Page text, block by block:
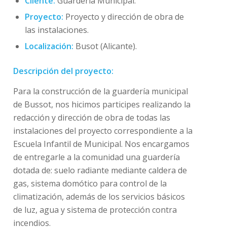
Proyecto: Proyecto y dirección de obra de
las instalaciones.
Localización: Busot (Alicante).
Descripción del proyecto:
Para la construcción de la guardería municipal
de Bussot, nos hicimos participes realizando la
redacción y dirección de obra de todas las
instalaciones del proyecto correspondiente a la
Escuela Infantil de Municipal. Nos encargamos
de entregarle a la comunidad una guardería
dotada de: suelo radiante mediante caldera de
gas, sistema domótico para control de la
climatización, además de los servicios básicos
de luz, agua y sistema de protección contra
incendios.